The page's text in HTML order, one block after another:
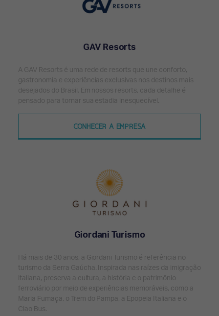
GAV Resorts
A GAV Resorts é uma rede de resorts que une conforto,
gastronomia e experiências exclusivas nos destinos mais
desejados do Brasil. Em nossos resorts, cada detalhe é
pensado para tornar sua estadia inesquecível.
CONHECER A EMPRESA
Giordani Turismo
Há mais de 30 anos, a Giordani Turismo é referência no
turismo da Serra Gaúcha. Inspirada nas raízes da imigração
italiana, preserva a cultura, a história e o patrimônio
ferroviário por meio de experiências memoráveis, como a
Maria Fumaça, o Trem do Pampa, a Epopeia Italiana e o
Ciao Bus.